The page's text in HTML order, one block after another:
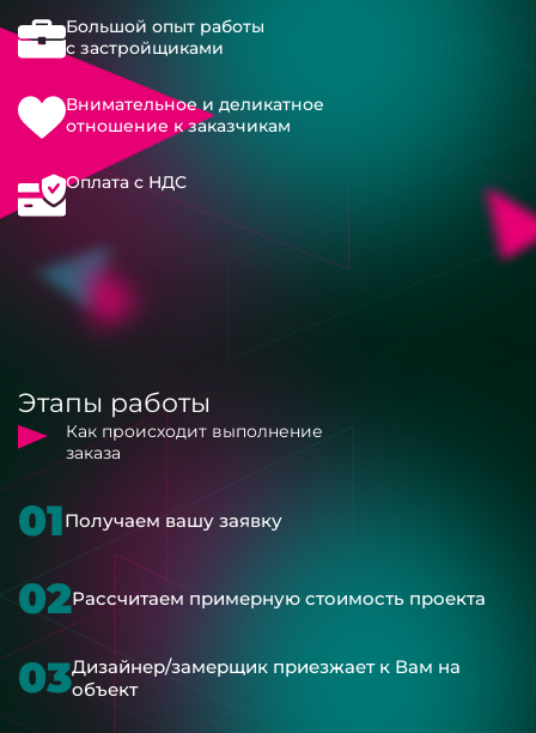
Большой опыт работы
с застройщиками
Внимательное и деликатное
отношение к заказчикам
Оплата с НДС
Этапы работы
Как происходит выполнение
заказа
01Получаем вашу заявку
02Рассчитаем примерную стоимость проекта
03Дизайнер/замерщик приезжает к Вам на
объект